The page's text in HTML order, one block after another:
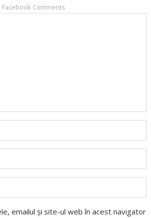
Facebook Comments
emailul și site-ul web în acest navigator